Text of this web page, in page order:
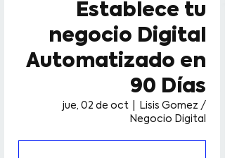
Establece tu
negocio Digital
Automatizado en
90 Días
jue, 02 de oct
Lisis Gomez /
Negocio Digital